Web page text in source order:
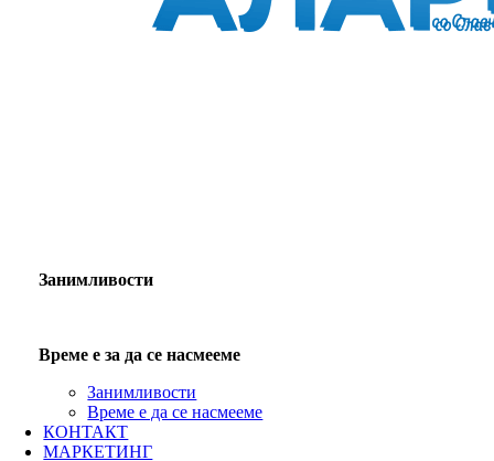
Занимливости
Време е за да се насмееме
Занимливости
Време е да се насмееме
КОНТАКТ
МАРКЕТИНГ